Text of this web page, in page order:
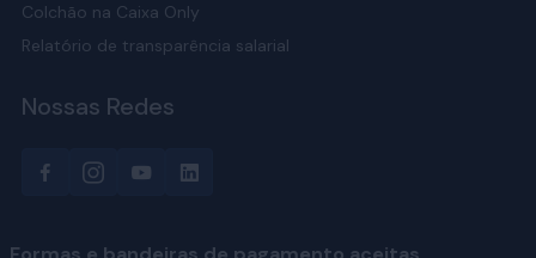
Colchão na Caixa Only
Relatório de transparência salarial
Nossas Redes